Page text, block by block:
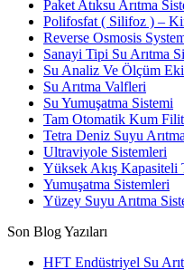
Paket Atıksu Arıtma
Polifosfat ( Silifoz ) –
Reverse Osmosis
Sanayi Tipi Su Arıtma
Su Analiz Ve Ölçüm
Su Arıtma Valfleri
Su Yumuşatma Sistemi
Tam Otomatik Kum
Tetra Deniz Suyu
Ultraviyole Sistemleri
Yüksek Akış Kapasiteli
Yumuşatma Sistemleri
Yüzey Suyu Arıtma
Son Blog Yazıları
HFT Endüstriyel Su